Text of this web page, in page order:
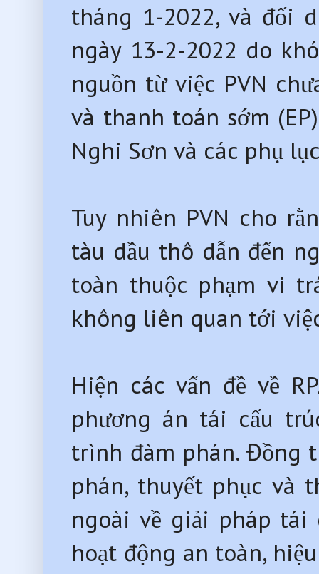
tháng 1-2022, và đối
ngày 13-2-2022 do
nguồn từ việc PVN
và thanh toán sớm
Nghi Sơn và các phụ
Tuy nhiên PVN cho
tàu dầu thô dẫn đến
toàn thuộc phạm vi
không liên quan tới
Hiện các vấn đề về
phương án tái cấu
trình đàm phán. Đồng
phán, thuyết phục và
ngoài về giải pháp tái
hoạt động an toàn,